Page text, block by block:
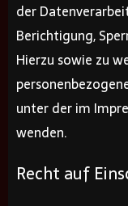
der
Berichtigung,
Hierzu sowie zu
unter der im
wenden.
Recht auf